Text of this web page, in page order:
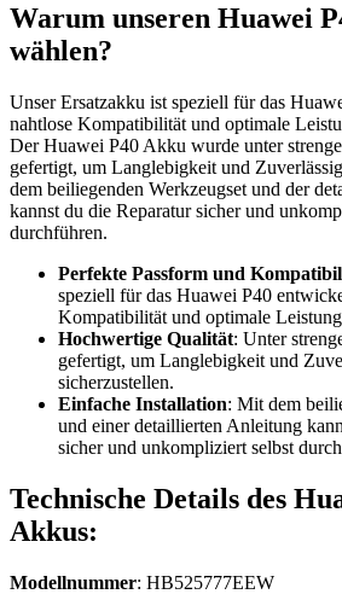
Warum unseren Huawei
wählen?
Unser Ersatzakku ist speziell für das
nahtlose Kompatibilität und optimale
Der Huawei P40 Akku wurde unter
gefertigt, um Langlebigkeit und
dem beiliegenden Werkzeugset und der
kannst du die Reparatur sicher und
durchführen.
Perfekte Passform und
speziell für das Huawei P40
Kompatibilität und optimale
Hochwertige Qualität: Unter
gefertigt, um Langlebigkeit und
sicherzustellen.
Einfache Installation: Mit dem
und einer detaillierten Anleitung
sicher und unkompliziert selbst
Technische Details des
Akkus:
Modellnummer: HB525777EEW